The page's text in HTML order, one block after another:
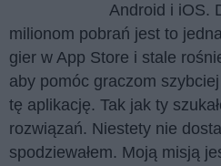
Android i iOS.
milionom pobrań jest to
gier w App Store i stale
aby pomóc graczom
tę aplikację. Tak jak ty
rozwiązań. Niestety nie
spodziewałem. Moją misją